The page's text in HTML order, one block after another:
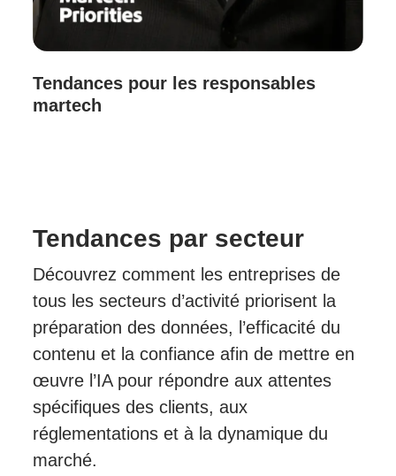
Tendances pour les responsables
martech
Tendances par secteur
Découvrez comment les entreprises de
tous les secteurs d’activité priorisent la
préparation des données, l’efficacité du
contenu et la confiance afin de mettre en
œuvre l’IA pour répondre aux attentes
spécifiques des clients, aux
réglementations et à la dynamique du
marché.